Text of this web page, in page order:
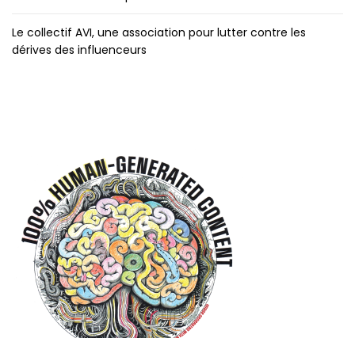
Le collectif AVI, une association pour lutter contre les
dérives des influenceurs